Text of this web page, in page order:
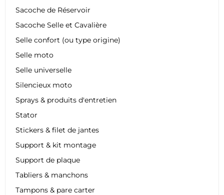
Sacoche de Réservoir
Sacoche Selle et Cavalière
Selle confort (ou type origine)
Selle moto
Selle universelle
Silencieux moto
Sprays & produits d'entretien
Stator
Stickers & filet de jantes
Support & kit montage
Support de plaque
Tabliers & manchons
Tampons & pare carter